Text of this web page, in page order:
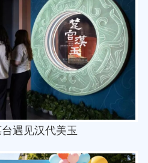
遇见汉代美玉